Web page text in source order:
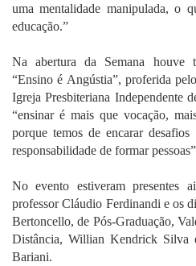
uma mentalidade manipulada, o
educação.”
Na abertura da Semana houve
“Ensino é Angústia”, proferida
Igreja Presbiteriana Independente
“ensinar é mais que vocação,
porque temos de encarar
responsabilidade de formar
No evento estiveram presentes
professor Cláudio Ferdinandi e os
Bertoncello, de Pós-Graduação,
Distância, Willian Kendrick
Bariani.